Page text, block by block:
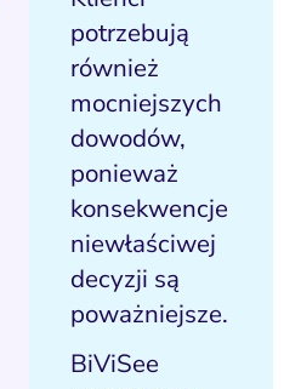
potrzebują
również
mocniejszych
dowodów,
ponieważ
konsekwencje
niewłaściwej
decyzji są
poważniejsze.
BiViSee